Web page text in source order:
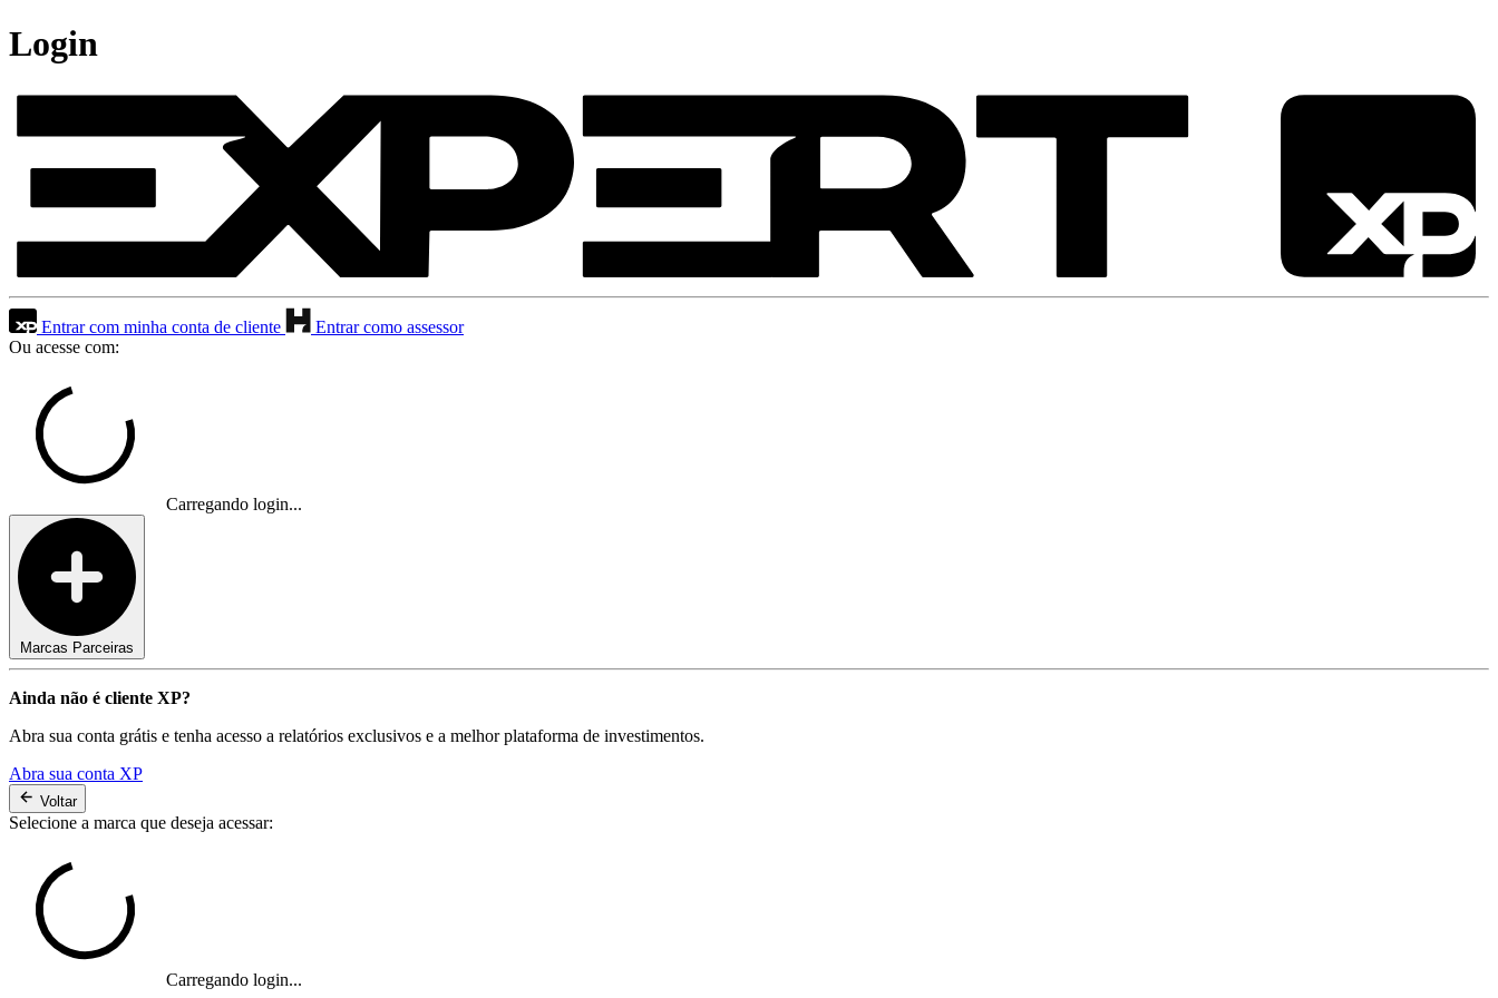
Login
Entrar com minha conta de cliente
Entrar como assessor
Ou acesse com:
Carregando login...
Marcas Parceiras
Ainda não é cliente XP?
Abra sua conta grátis e tenha acesso a relatórios exclusivos e a melhor plataforma de investimentos.
Abra sua conta XP
Voltar
Selecione a marca que deseja acessar:
Carregando login...